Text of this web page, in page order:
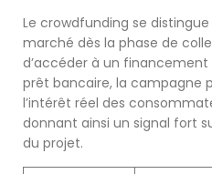
Le crowdfunding se
marché dès la phase de
d’accéder à un
prêt bancaire, la campagne
l’intérêt réel des
donnant ainsi un signal fort
du projet.